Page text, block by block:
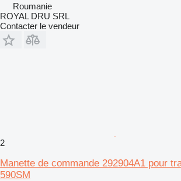
Roumanie
ROYAL DRU SRL
Contacter le vendeur
2
Manette de commande 292904A1 pour
590SM